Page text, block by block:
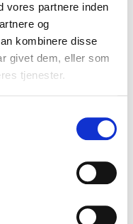
vores partnere inden
og
kombinere disse
givet dem, eller som
tjenester.